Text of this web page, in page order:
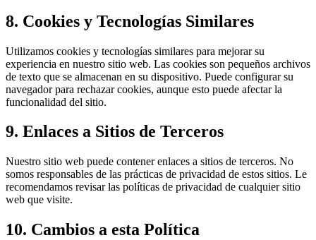
8. Cookies y Tecnologías Similares
Utilizamos cookies y tecnologías similares para mejorar su
experiencia en nuestro sitio web. Las cookies son pequeños archivos
de texto que se almacenan en su dispositivo. Puede configurar su
navegador para rechazar cookies, aunque esto puede afectar la
funcionalidad del sitio.
9. Enlaces a Sitios de Terceros
Nuestro sitio web puede contener enlaces a sitios de terceros. No
somos responsables de las prácticas de privacidad de estos sitios. Le
recomendamos revisar las políticas de privacidad de cualquier sitio
web que visite.
10. Cambios a esta Política